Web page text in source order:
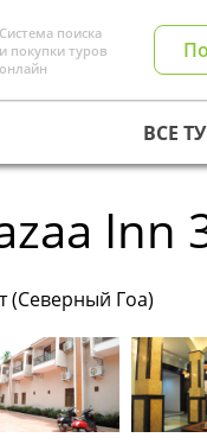
Система поиска
и покупки туров
онлайн
ВСЕ
Inn
(Северный Гоа)